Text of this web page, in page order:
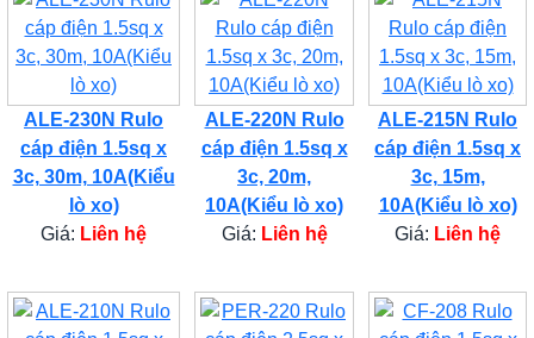
ALE-230N Rulo
cáp điện 1.5sq x
3c, 30m, 10A(Kiểu
lò xo)
Giá: Liên hệ
ALE-220N Rulo
cáp điện 1.5sq x
3c, 20m,
10A(Kiểu lò xo)
Giá: Liên hệ
ALE-215N Rulo
cáp điện 1.5sq x
3c, 15m,
10A(Kiểu lò xo)
Giá: Liên hệ